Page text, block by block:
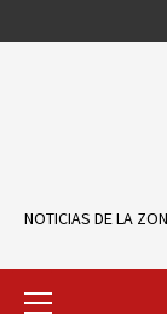
to
NOTICIAS DE LA